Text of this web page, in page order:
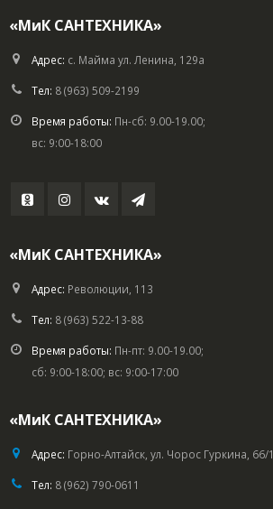
«МиК САНТЕХНИКА»
Адрес: с. Майма ул. Ленина, 129а
Тел: 8 (963) 509-2199
Время работы: Пн-сб: 9.00-19.00;
вс: 9:00-18:00
«МиК САНТЕХНИКА»
Адрес: Революции, 113
Тел: 8 (963) 522-13-88
Время работы: Пн-пт: 9.00-19.00;
сб: 9:00-18:00; вс: 9:00-17:00
«МиК САНТЕХНИКА»
Адрес: Горно-Алтайск, ул. Чорос Гуркина, 66/1
Тел: 8 (962) 790-0611